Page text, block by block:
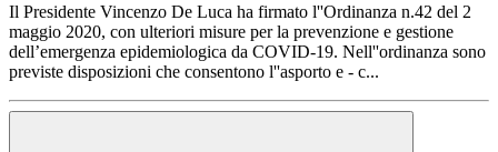
Il Presidente Vincenzo De Luca ha firmato l''Ordinanza n.42 del 2
maggio 2020, con ulteriori misure per la prevenzione e gestione
dell’emergenza epidemiologica da COVID-19. Nell''ordinanza sono
previste disposizioni che consentono l''asporto e - c...